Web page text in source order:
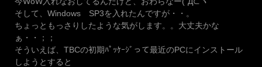
そして、Windows SP3を入れたんですが・・。
ちょっともっさりしたような気がします。。大丈夫かな
ぁ・・；；
そういえば、TBCの初期ﾊﾟｯｹｰｼﾞって最近のPCにインストール
しようとすると